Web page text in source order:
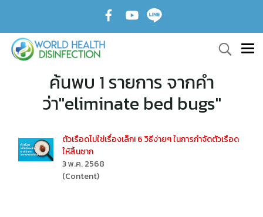
ค้นพบ 1 รายการ จากคำ
ว่า"eliminate bed bugs"
ตัวเรือดไม่ใช่เรื่องเล็ก! 6 วิธีง่ายๆ ในการกำจัดตัวเรือด
ให้สิ้นซาก
3 พ.ค. 2568
(Content)